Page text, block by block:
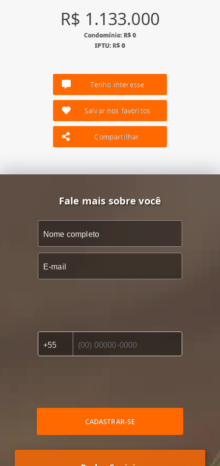
R$ 1.133.000
Condomínio: R$ 0
IPTU: R$ 0
Tenho interesse
Salvar nos favoritos
Compartilhar
Fale mais sobre você
CADASTRAR-SE